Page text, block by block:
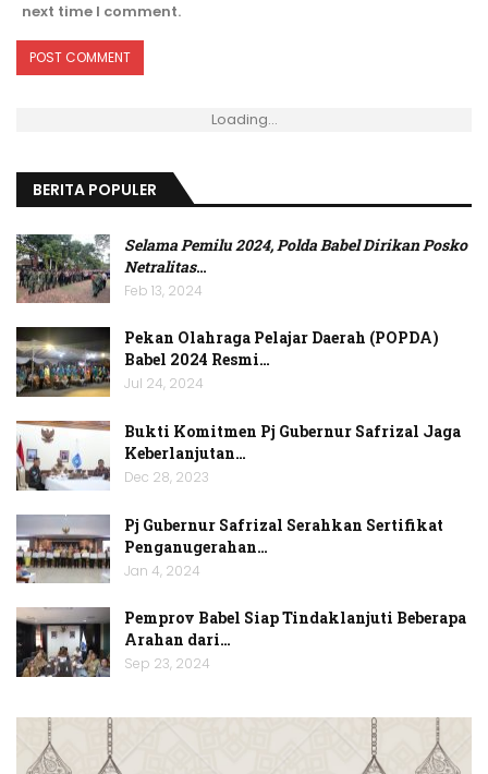
next time I comment.
Loading...
BERITA POPULER
Selama Pemilu 2024, Polda Babel Dirikan Posko
Netralitas…
Feb 13, 2024
Pekan Olahraga Pelajar Daerah (POPDA)
Babel 2024 Resmi…
Jul 24, 2024
Bukti Komitmen Pj Gubernur Safrizal Jaga
Keberlanjutan…
Dec 28, 2023
Pj Gubernur Safrizal Serahkan Sertifikat
Penganugerahan…
Jan 4, 2024
Pemprov Babel Siap Tindaklanjuti Beberapa
Arahan dari…
Sep 23, 2024